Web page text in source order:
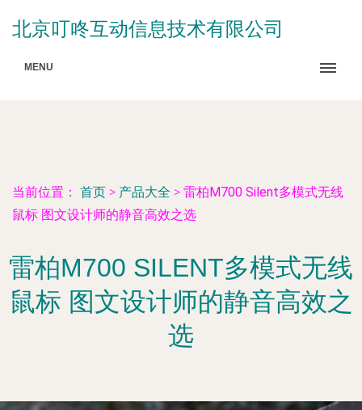
北京叮咚互动信息技术有限公司
MENU
当前位置： 首页 > 产品大全 > 雷柏M700 Silent多模式无线
鼠标 图文设计师的静音高效之选
雷柏M700 SILENT多模式无线
鼠标 图文设计师的静音高效之
选